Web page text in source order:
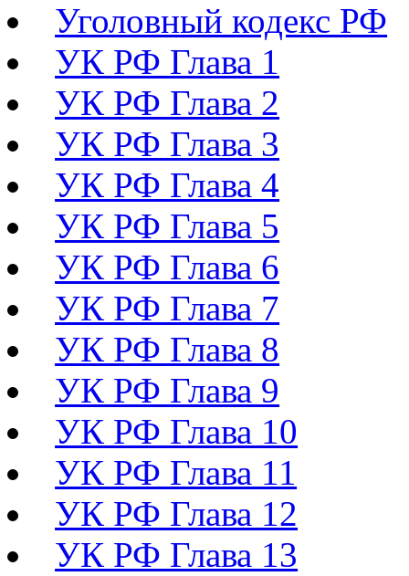
Уголовный кодекс РФ
УК РФ Глава 1
УК РФ Глава 2
УК РФ Глава 3
УК РФ Глава 4
УК РФ Глава 5
УК РФ Глава 6
УК РФ Глава 7
УК РФ Глава 8
УК РФ Глава 9
УК РФ Глава 10
УК РФ Глава 11
УК РФ Глава 12
УК РФ Глава 13